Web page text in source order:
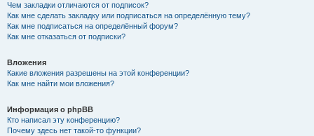
Чем закладки отличаются от подписок?
Как мне сделать закладку или подписаться на определённую тему?
Как мне подписаться на определённый форум?
Как мне отказаться от подписки?
Вложения
Какие вложения разрешены на этой конференции?
Как мне найти мои вложения?
Информация о phpBB
Кто написал эту конференцию?
Почему здесь нет такой-то функции?